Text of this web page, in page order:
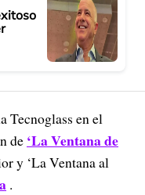
Tecnoglass en el
de ‘La Ventana de
y ‘La Ventana al
.